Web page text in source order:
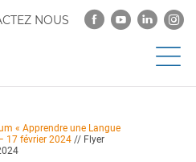
NOUS
« Apprendre une Langue
17 février 2024 // Flyer